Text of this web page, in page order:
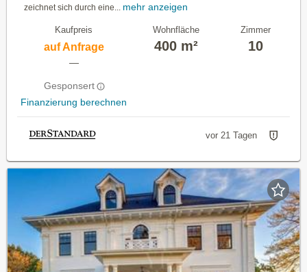
zeichnet sich durch eine... mehr anzeigen
Kaufpreis
auf Anfrage
—
Gesponsert
Finanzierung berechnen
Wohnfläche
400 m²
Zimmer
10
vor 21 Tagen